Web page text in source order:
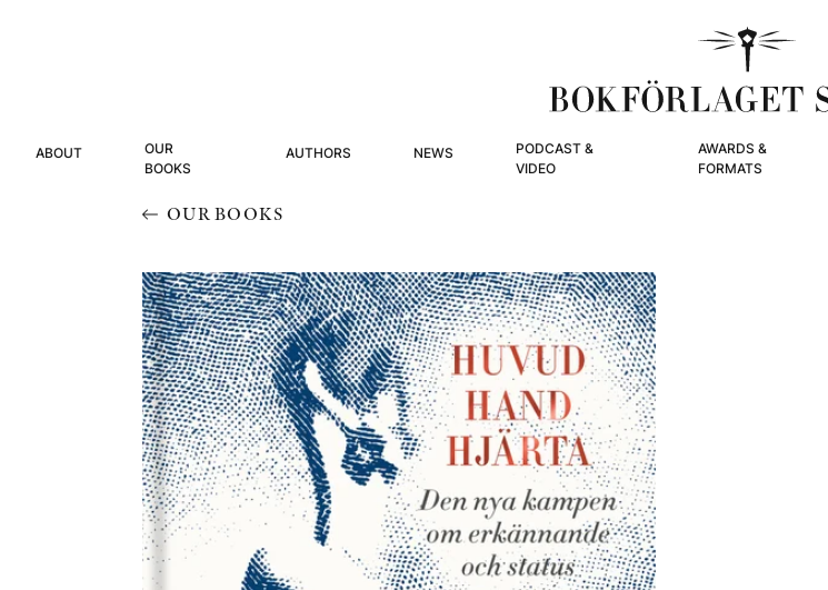
ABOUT
OUR
BOOKS
AUTHORS NEWS
PODCAST &
VIDEO
AWARDS &
FORMATS
OUR BOOKS